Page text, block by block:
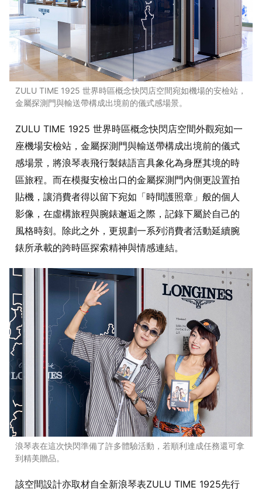
ZULU TIME 1925 世界時區概念快閃店空間宛如機場的安檢站，
金屬探測門與輸送帶構成出境前的儀式感場景。
ZULU TIME 1925 世界時區概念快閃店空間外觀宛如一
座機場安檢站，金屬探測門與輸送帶構成出境前的儀式
感場景，將浪琴表飛行製錶語言具象化為身歷其境的時
區旅程。而在模擬安檢出口的金屬探測門內側更設置拍
貼機，讓消費者得以留下宛如「時間護照章」般的個人
影像，在虛構旅程與腕錶邂逅之際，記錄下屬於自己的
風格時刻。除此之外，更規劃一系列消費者活動延續腕
錶所承載的跨時區探索精神與情感連結。
浪琴表在這次快閃準備了許多體驗活動，若順利達成任務還可拿
到精美贈品。
該空間設計亦取材自全新浪琴表ZULU TIME 1925先行